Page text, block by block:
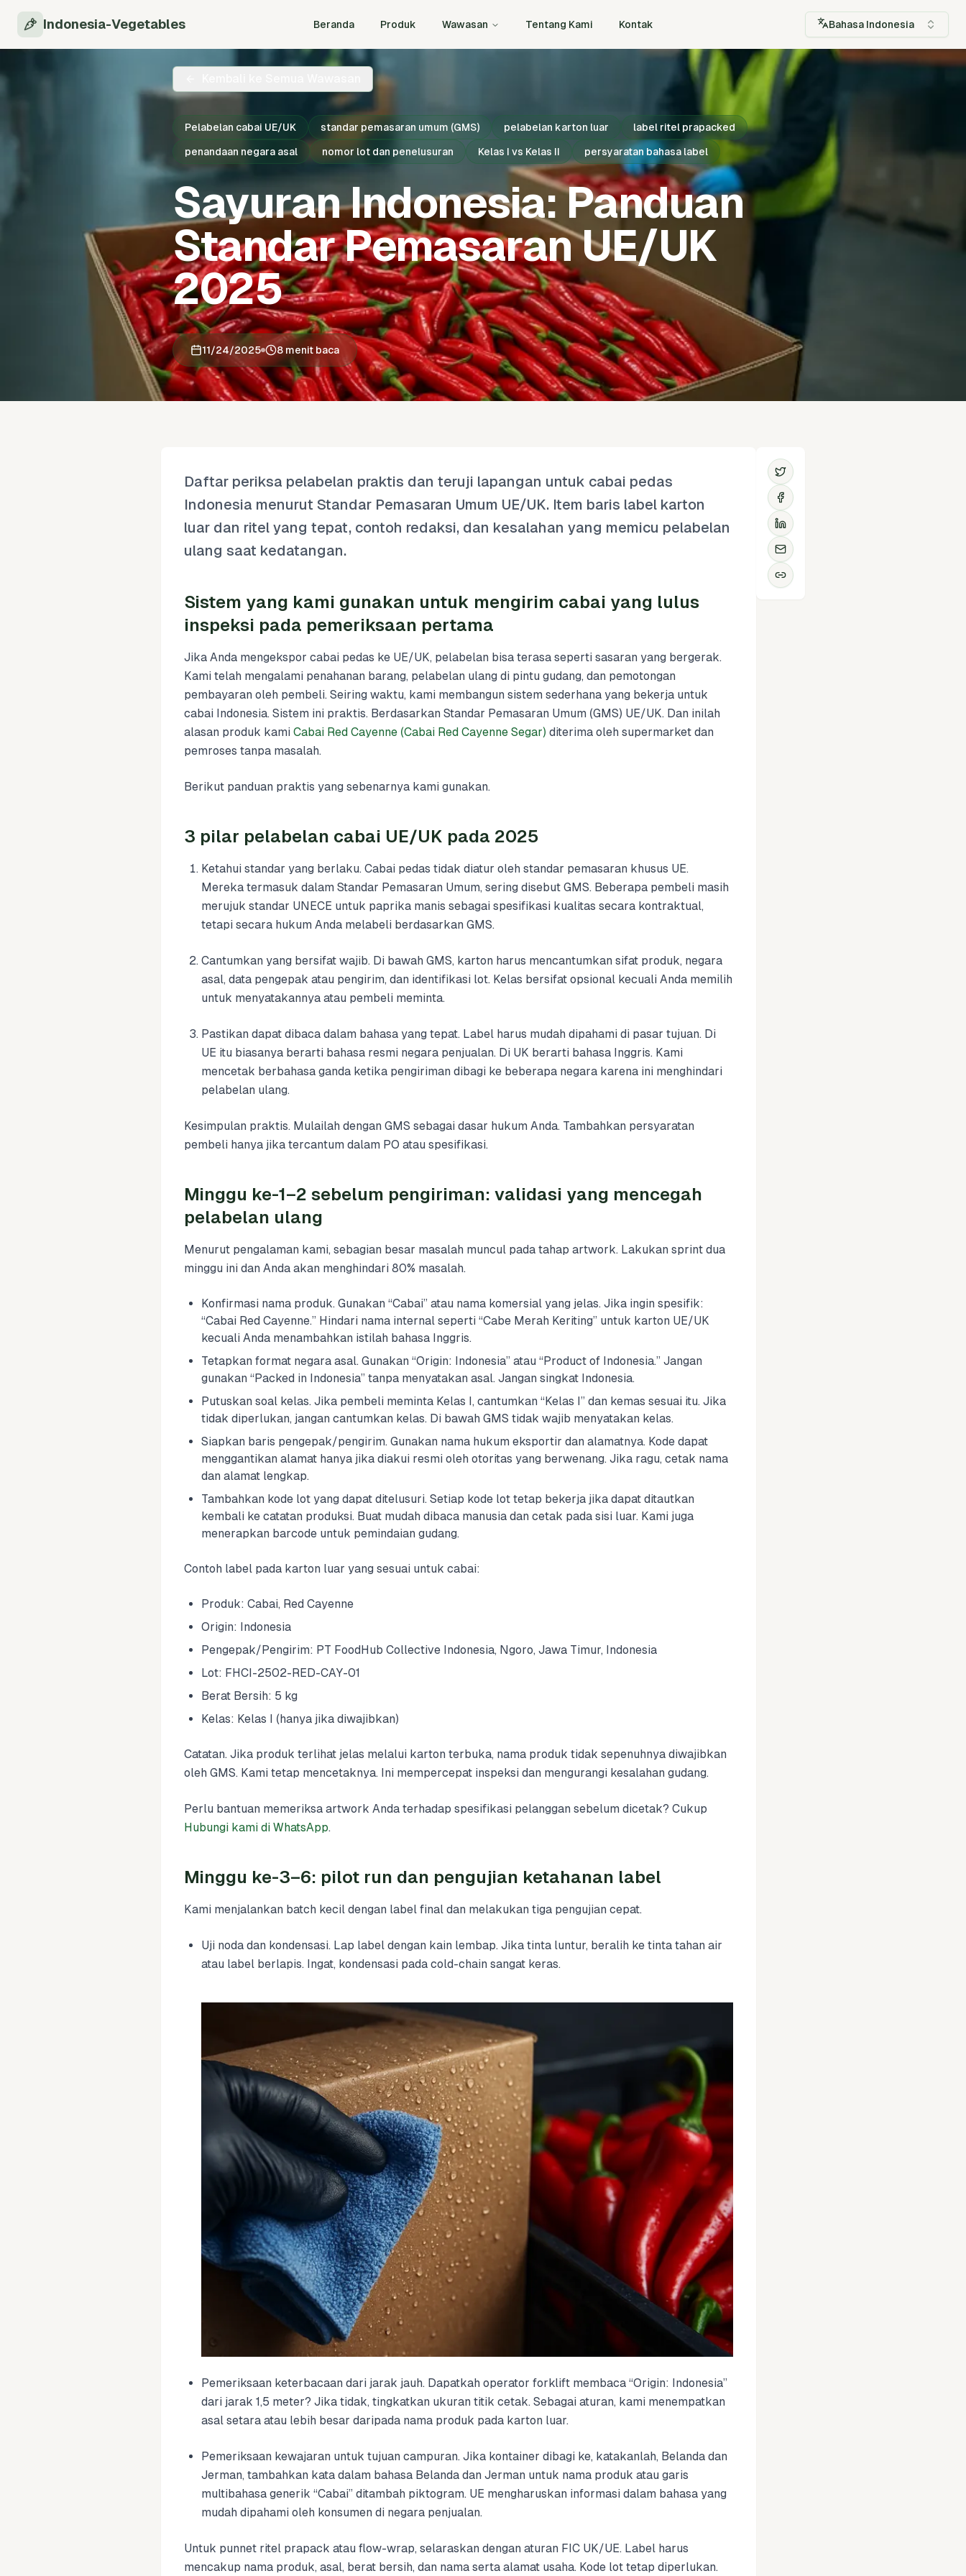
Indonesia-Vegetables Beranda Produk Wawasan Tentang Kami Kontak Bahasa Indonesia
Pelabelan cabai UE/UK standar pemasaran umum (GMS) pelabelan karton luar label ritel prapacked
penandaan negara asal nomor lot dan penelusuran Kelas I vs Kelas II persyaratan bahasa label
Sayuran Indonesia: Panduan
Standar Pemasaran UE/UK
2025
11/24/2025 8 menit baca
Daftar periksa pelabelan praktis dan teruji lapangan untuk cabai pedas
Indonesia menurut Standar Pemasaran Umum UE/UK. Item baris label karton
luar dan ritel yang tepat, contoh redaksi, dan kesalahan yang memicu pelabelan
ulang saat kedatangan.
Sistem yang kami gunakan untuk mengirim cabai yang lulus
inspeksi pada pemeriksaan pertama
Jika Anda mengekspor cabai pedas ke UE/UK, pelabelan bisa terasa seperti sasaran yang bergerak.
Kami telah mengalami penahanan barang, pelabelan ulang di pintu gudang, dan pemotongan
pembayaran oleh pembeli. Seiring waktu, kami membangun sistem sederhana yang bekerja untuk
cabai Indonesia. Sistem ini praktis. Berdasarkan Standar Pemasaran Umum (GMS) UE/UK. Dan inilah
alasan produk kami Cabai Red Cayenne (Cabai Red Cayenne Segar) diterima oleh supermarket dan
pemroses tanpa masalah.
Berikut panduan praktis yang sebenarnya kami gunakan.
3 pilar pelabelan cabai UE/UK pada 2025
Ketahui standar yang berlaku. Cabai pedas tidak diatur oleh standar pemasaran khusus UE.
Mereka termasuk dalam Standar Pemasaran Umum, sering disebut GMS. Beberapa pembeli masih
merujuk standar UNECE untuk paprika manis sebagai spesifikasi kualitas secara kontraktual,
tetapi secara hukum Anda melabeli berdasarkan GMS.
Cantumkan yang bersifat wajib. Di bawah GMS, karton harus mencantumkan sifat produk, negara
asal, data pengepak atau pengirim, dan identifikasi lot. Kelas bersifat opsional kecuali Anda memilih
untuk menyatakannya atau pembeli meminta.
Pastikan dapat dibaca dalam bahasa yang tepat. Label harus mudah dipahami di pasar tujuan. Di
UE itu biasanya berarti bahasa resmi negara penjualan. Di UK berarti bahasa Inggris. Kami
mencetak berbahasa ganda ketika pengiriman dibagi ke beberapa negara karena ini menghindari
pelabelan ulang.
Kesimpulan praktis. Mulailah dengan GMS sebagai dasar hukum Anda. Tambahkan persyaratan
pembeli hanya jika tercantum dalam PO atau spesifikasi.
Minggu ke-1–2 sebelum pengiriman: validasi yang mencegah
pelabelan ulang
Menurut pengalaman kami, sebagian besar masalah muncul pada tahap artwork. Lakukan sprint dua
minggu ini dan Anda akan menghindari 80% masalah.
Konfirmasi nama produk. Gunakan “Cabai” atau nama komersial yang jelas. Jika ingin spesifik:
“Cabai Red Cayenne.” Hindari nama internal seperti “Cabe Merah Keriting” untuk karton UE/UK
kecuali Anda menambahkan istilah bahasa Inggris.
Tetapkan format negara asal. Gunakan “Origin: Indonesia” atau “Product of Indonesia.” Jangan
gunakan “Packed in Indonesia” tanpa menyatakan asal. Jangan singkat Indonesia.
Putuskan soal kelas. Jika pembeli meminta Kelas I, cantumkan “Kelas I” dan kemas sesuai itu. Jika
tidak diperlukan, jangan cantumkan kelas. Di bawah GMS tidak wajib menyatakan kelas.
Siapkan baris pengepak/pengirim. Gunakan nama hukum eksportir dan alamatnya. Kode dapat
menggantikan alamat hanya jika diakui resmi oleh otoritas yang berwenang. Jika ragu, cetak nama
dan alamat lengkap.
Tambahkan kode lot yang dapat ditelusuri. Setiap kode lot tetap bekerja jika dapat ditautkan
kembali ke catatan produksi. Buat mudah dibaca manusia dan cetak pada sisi luar. Kami juga
menerapkan barcode untuk pemindaian gudang.
Contoh label pada karton luar yang sesuai untuk cabai:
Produk: Cabai, Red Cayenne
Origin: Indonesia
Pengepak/Pengirim: PT FoodHub Collective Indonesia, Ngoro, Jawa Timur, Indonesia
Lot: FHCI-2502-RED-CAY-01
Berat Bersih: 5 kg
Kelas: Kelas I (hanya jika diwajibkan)
Catatan. Jika produk terlihat jelas melalui karton terbuka, nama produk tidak sepenuhnya diwajibkan
oleh GMS. Kami tetap mencetaknya. Ini mempercepat inspeksi dan mengurangi kesalahan gudang.
Perlu bantuan memeriksa artwork Anda terhadap spesifikasi pelanggan sebelum dicetak? Cukup
Hubungi kami di WhatsApp.
Minggu ke-3–6: pilot run dan pengujian ketahanan label
Kami menjalankan batch kecil dengan label final dan melakukan tiga pengujian cepat.
Uji noda dan kondensasi. Lap label dengan kain lembap. Jika tinta luntur, beralih ke tinta tahan air
atau label berlapis. Ingat, kondensasi pada cold-chain sangat keras.
Pemeriksaan keterbacaan dari jarak jauh. Dapatkah operator forklift membaca “Origin: Indonesia”
dari jarak 1,5 meter? Jika tidak, tingkatkan ukuran titik cetak. Sebagai aturan, kami menempatkan
asal setara atau lebih besar daripada nama produk pada karton luar.
Pemeriksaan kewajaran untuk tujuan campuran. Jika kontainer dibagi ke, katakanlah, Belanda dan
Jerman, tambahkan kata dalam bahasa Belanda dan Jerman untuk nama produk atau garis
multibahasa generik “Cabai” ditambah piktogram. UE mengharuskan informasi dalam bahasa yang
mudah dipahami oleh konsumen di negara penjualan.
Untuk punnet ritel prapack atau flow-wrap, selaraskan dengan aturan FIC UK/UE. Label harus
mencakup nama produk, asal, berat bersih, dan nama serta alamat usaha. Kode lot tetap diperlukan.